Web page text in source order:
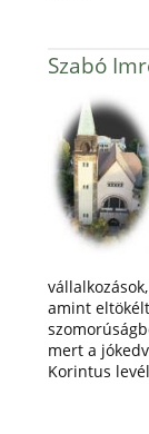
Szabó
amint
mert a
Korintus